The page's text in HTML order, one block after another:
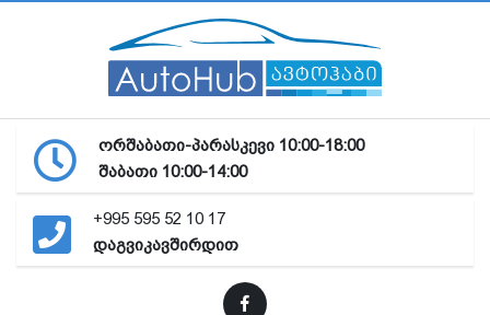
ორშაბათი-პარასკევი 10:00-18:00
შაბათი 10:00-14:00
+995 595 52 10 17
დაგვიკავშირდით